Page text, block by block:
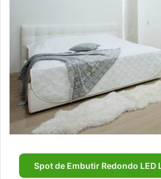
Spot de Embutir Redondo LED